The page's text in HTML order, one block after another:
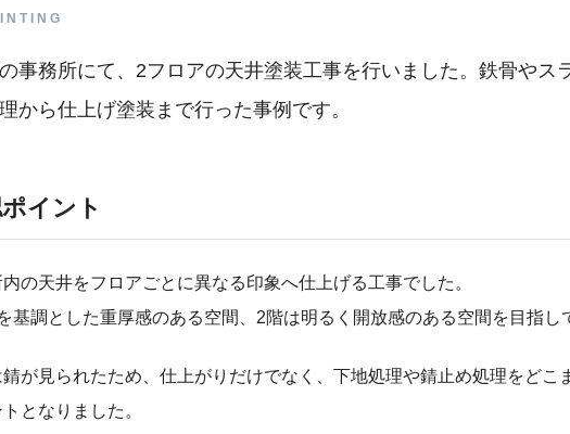
事務所にて、2フロアの天井塗装工事を行いました。鉄骨やス
から仕上げ塗装まで行った事例です。
イント
の天井をフロアごとに異なる印象へ仕上げる工事でした。
基調とした重厚感のある空間、2階は明るく開放感のある空間を目指し
が見られたため、仕上がりだけでなく、下地処理や錆止め処理をどこ
となりました。